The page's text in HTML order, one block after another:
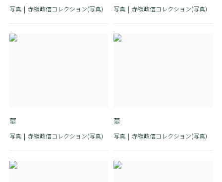
写真 赤嶺政信コレクション(写真) 写真 赤嶺政信コレクション(写真)
墓
写真 赤嶺政信コレクション(写真)
墓
写真 赤嶺政信コレクション(写真)